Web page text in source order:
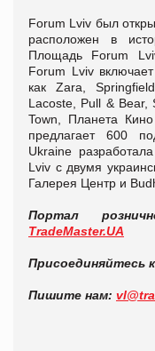
Forum Lviv был
расположен в
Площадь Forum
Forum Lviv
как Zara,
Lacoste, Pull & Bear,
Town, Планета
предлагает 600
Ukraine
Lviv с двумя
Галерея Центр и
Портал
TradeMaster.UA
Присоединяйтесь
Пишите нам: